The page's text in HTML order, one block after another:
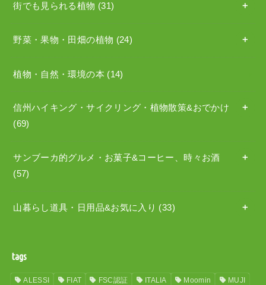
街でも見られる植物 (31)
野菜・果物・田畑の植物 (24)
植物・自然・環境の本 (14)
信州ハイキング・サイクリング・植物散策&おでかけ
(69)
サンブーカ的グルメ・お菓子&コーヒー、時々お酒
(57)
山暮らし道具・日用品&お気に入り (33)
tags
ALESSI FIAT FSC認証 ITALIA Moomin
MUJI